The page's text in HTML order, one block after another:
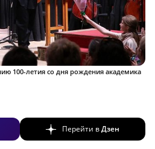
100-летия со дня рождения академика
Перейти вДзен